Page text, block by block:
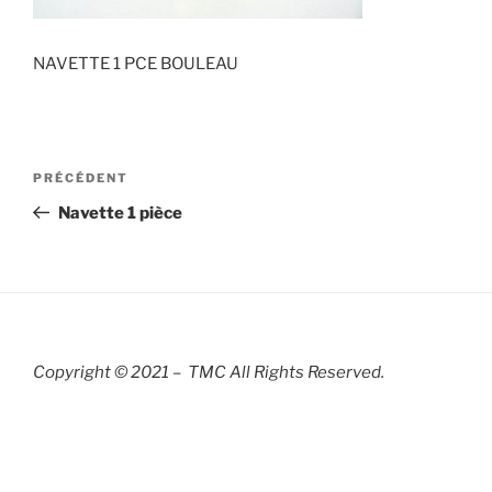
NAVETTE 1 PCE BOULEAU
Navigation
l’article
Article
précédent
PRÉCÉDENT
Navette 1 pièce
Copyright © 2021 – TMC All Rights Reserved.